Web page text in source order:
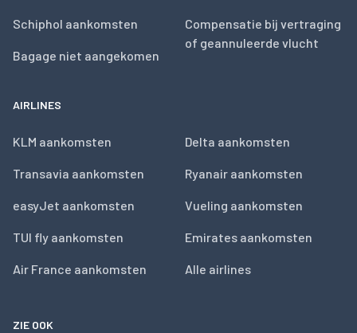
Schiphol aankomsten
Bagage niet aangekomen
Compensatie bij vertraging
of geannuleerde vlucht
AIRLINES
KLM aankomsten
Transavia aankomsten
easyJet aankomsten
TUI fly aankomsten
Air France aankomsten
Delta aankomsten
Ryanair aankomsten
Vueling aankomsten
Emirates aankomsten
Alle airlines
ZIE OOK